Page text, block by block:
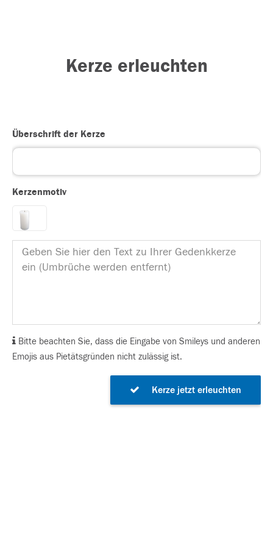
Kerze erleuchten
Überschrift der Kerze
Kerzenmotiv
Bitte beachten Sie, dass die Eingabe von Smileys und anderen
Emojis aus Pietätsgründen nicht zulässig ist.
Kerze jetzt erleuchten